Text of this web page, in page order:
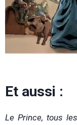
Et aussi :
Le Prince, tous